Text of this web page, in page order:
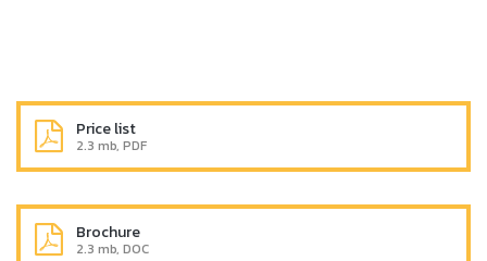
Price list
2.3 mb, PDF
Brochure
2.3 mb, DOC